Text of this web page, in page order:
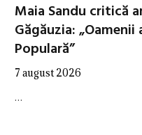
Maia Sandu critică
Găgăuzia:
Populară”
7 august 2026
…